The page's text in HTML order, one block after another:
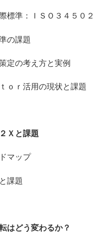
準：ＩＳＯ３４５０２
の課題
の考え方と実例
ｒ活用の現状と課題
Ｘと課題
マップ
課題
はどう変わるか？